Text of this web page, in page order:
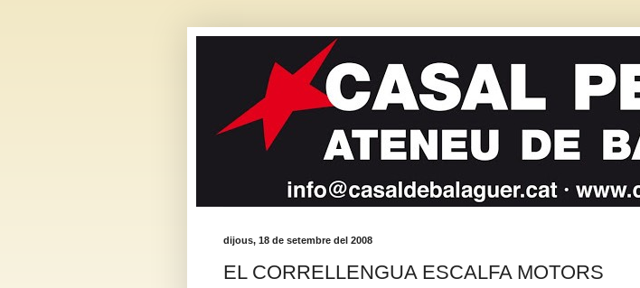
dijous, 18 de setembre del 2008
EL CORRELLENGUA ESCALFA MOTORS